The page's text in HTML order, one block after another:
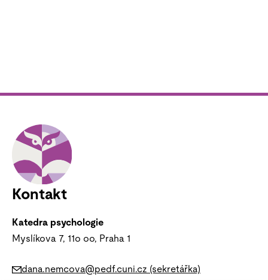
Kontakt
Katedra psychologie
Myslíkova 7, 11o oo, Praha 1
dana.nemcova@pedf.cuni.cz (sekretářka)